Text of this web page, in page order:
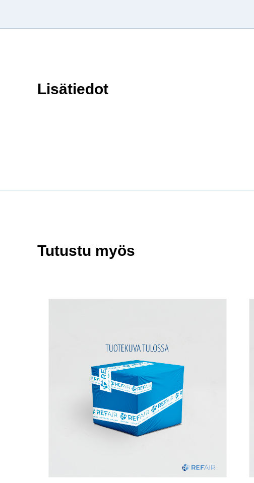
Lisätiedot
Tutustu myös